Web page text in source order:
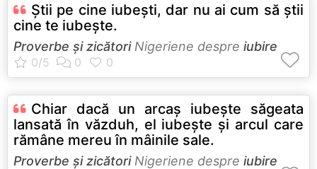
Ştii pe cine iubeşti, dar nu ai cum să ştii
cine te iubeşte.
Proverbe și zicătoriNigeriene despre iubire
Chiar dacă un arcaş iubeşte săgeata
lansată în văzduh, el iubeşte şi arcul care
rămâne mereu în mâinile sale.
Proverbe și zicătoriNigeriene despre iubire